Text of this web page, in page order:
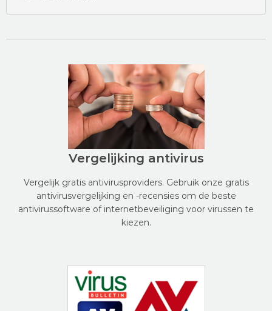
Vergelijking antivirus
Vergelijk gratis antivirusproviders. Gebruik onze gratis
antivirusvergelijking en -recensies om de beste
antivirussoftware of internetbeveiliging voor virussen te
kiezen.